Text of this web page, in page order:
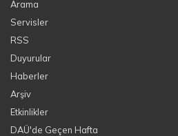
Arama
Servisler
RSS
Duyurular
Haberler
Arşiv
Etkinlikler
DAÜ'de Geçen Hafta